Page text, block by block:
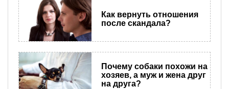
Как вернуть отношения
после скандала?
Почему собаки похожи на
хозяев, а муж и жена друг
на друга?